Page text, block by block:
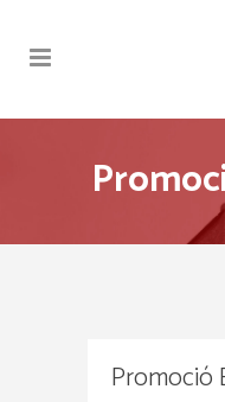
Promoció